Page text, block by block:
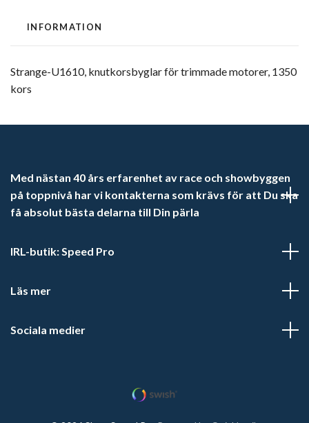
INFORMATION
Strange-U1610, knutkorsbyglar för trimmade motorer, 1350
kors
Med nästan 40 års erfarenhet av race och showbyggen
på toppnivå har vi kontakterna som krävs för att Du ska
få absolut bästa delarna till Din pärla
IRL-butik: Speed Pro
Läs mer
Sociala medier